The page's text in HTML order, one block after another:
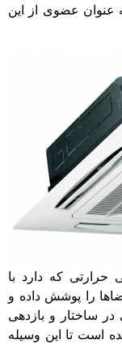
عنوان عضوی از این
حرارتی که دارد با
را پوشش داده و
در ساختار و بازدهی
است تا این وسیله